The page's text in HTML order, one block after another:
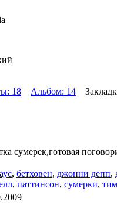
18 Альбом: 14
сумерек,готовая
, бетховен, джонни депп,
, паттинсон, сумерки,